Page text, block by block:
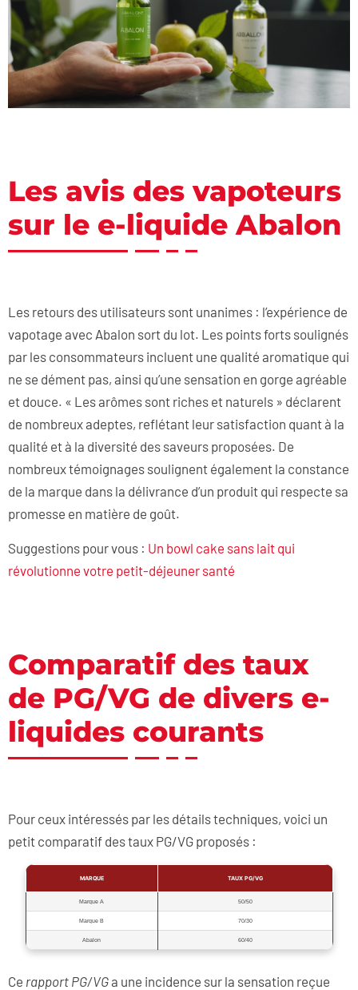
Les avis des vapoteurs
sur le e-liquide Abalon
Les retours des utilisateurs sont unanimes : l’expérience de
vapotage avec Abalon sort du lot. Les points forts soulignés
par les consommateurs incluent une qualité aromatique qui
ne se dément pas, ainsi qu’une sensation en gorge agréable
et douce. « Les arômes sont riches et naturels » déclarent
de nombreux adeptes, reflétant leur satisfaction quant à la
qualité et à la diversité des saveurs proposées. De
nombreux témoignages soulignent également la constance
de la marque dans la délivrance d’un produit qui respecte sa
promesse en matière de goût.
Suggestions pour vous : Un bowl cake sans lait qui
révolutionne votre petit-déjeuner santé
Comparatif des taux
de PG/VG de divers e-
liquides courants
Pour ceux intéressés par les détails techniques, voici un
petit comparatif des taux PG/VG proposés :
MARQUE TAUX PG/VG
Marque A 50/50
Marque B 70/30
Abalon 60/40
Ce rapport PG/VGa une incidence sur la sensation reçue